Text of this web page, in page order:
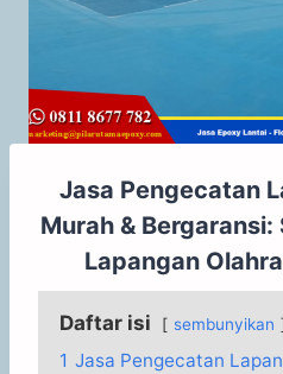
Jasa Pengecatan
Murah &
Lapangan
Daftar isi sembunyikan
1 Jasa Pengecatan